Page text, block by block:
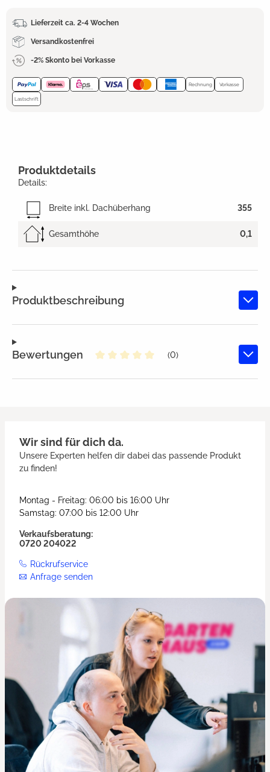
Lieferzeit ca. 2-4 Wochen
Versandkostenfrei
-2% Skonto bei Vorkasse
Rechnung Vorkasse
Lastschrift
Produktbeschreibung
Bewertungen
(0)
Produktdetails
Details:
Breite inkl. Dachüberhang 355
Gesamthöhe 0,1
Wir sind für dich da.
Unsere Experten helfen dir dabei das passende Produkt
zu finden!
Montag - Freitag: 06:00 bis 16:00 Uhr
Samstag: 07:00 bis 12:00 Uhr
Verkaufsberatung:
0720 204022
Rückrufservice
Anfrage senden